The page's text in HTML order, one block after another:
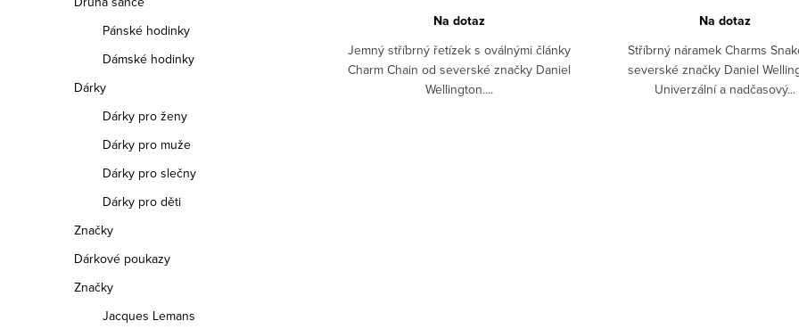
Pánské hodinky
Dámské hodinky
Dárky
Dárky pro ženy
Dárky pro muže
Dárky pro slečny
Dárky pro děti
Značky
Dárkové poukazy
Značky
Jacques Lemans
Na dotaz
Jemný stříbrný řetízek s oválnými články
Charm Chain od severské značky Daniel
Wellington....
Na dotaz
Stříbrný náramek Charms
severské značky Daniel
Univerzální a nadčasový...